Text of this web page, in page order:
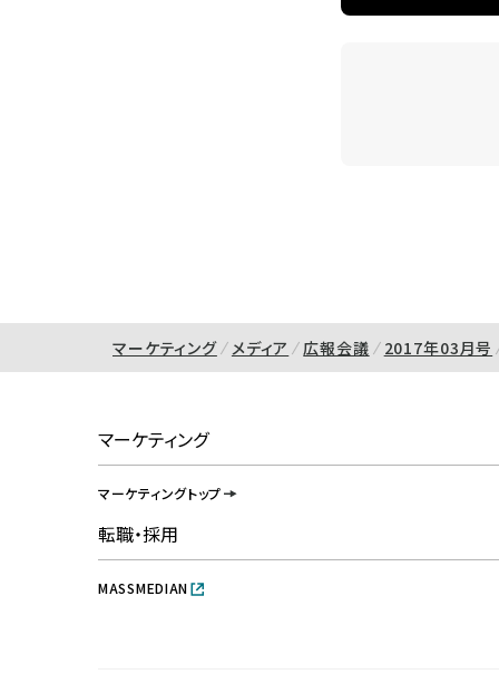
マーケティング メディア 広報会議 2017年03月号
マーケティング
マーケティングトップ
転職・採用
MASSMEDIAN